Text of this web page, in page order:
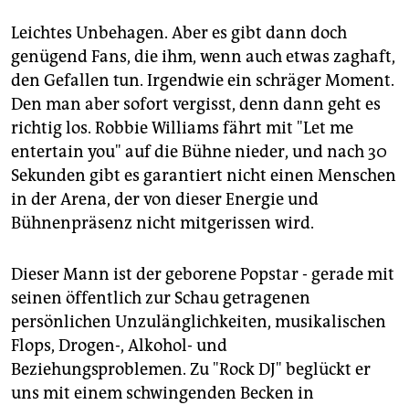
Leichtes Unbehagen. Aber es gibt dann doch
genügend Fans, die ihm, wenn auch etwas zaghaft,
den Gefallen tun. Irgendwie ein schräger Moment.
Den man aber sofort vergisst, denn dann geht es
richtig los. Robbie Williams fährt mit "Let me
entertain you" auf die Bühne nieder, und nach 30
Sekunden gibt es garantiert nicht einen Menschen
in der Arena, der von dieser Energie und
Bühnenpräsenz nicht mitgerissen wird.
Dieser Mann ist der geborene Popstar - gerade mit
seinen öffentlich zur Schau getragenen
persönlichen Unzulänglichkeiten, musikalischen
Flops, Drogen-, Alkohol- und
Beziehungsproblemen. Zu "Rock DJ" beglückt er
uns mit einem schwingenden Becken in